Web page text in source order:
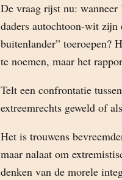
De vraag rijst nu: wanneer
daders autochtoon-wit
buitenlander” toeroepen?
te noemen, maar het
Telt een confrontatie
extreemrechts geweld of
Het is trouwens
maar nalaat om
denken van de morele